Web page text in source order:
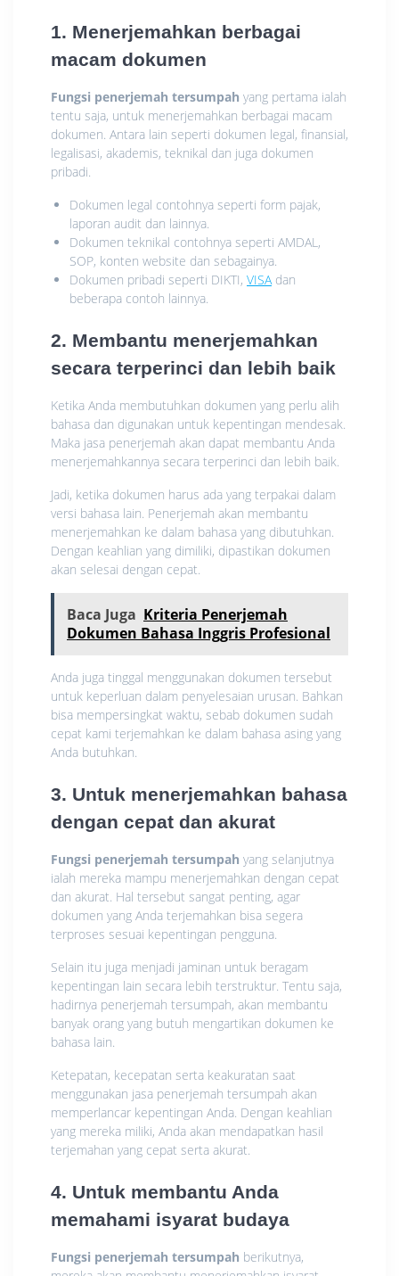
1. Menerjemahkan berbagai
macam dokumen
Fungsi penerjemah tersumpah yang pertama ialah
tentu saja, untuk menerjemahkan berbagai macam
dokumen. Antara lain seperti dokumen legal, finansial,
legalisasi, akademis, teknikal dan juga dokumen
pribadi.
Dokumen legal contohnya seperti form pajak,
laporan audit dan lainnya.
Dokumen teknikal contohnya seperti AMDAL,
SOP, konten website dan sebagainya.
Dokumen pribadi seperti DIKTI, VISAdan
beberapa contoh lainnya.
2. Membantu menerjemahkan
secara terperinci dan lebih baik
Ketika Anda membutuhkan dokumen yang perlu alih
bahasa dan digunakan untuk kepentingan mendesak.
Maka jasa penerjemah akan dapat membantu Anda
menerjemahkannya secara terperinci dan lebih baik.
Jadi, ketika dokumen harus ada yang terpakai dalam
versi bahasa lain. Penerjemah akan membantu
menerjemahkan ke dalam bahasa yang dibutuhkan.
Dengan keahlian yang dimiliki, dipastikan dokumen
akan selesai dengan cepat.
Baca Juga Kriteria Penerjemah
Dokumen Bahasa Inggris Profesional
Anda juga tinggal menggunakan dokumen tersebut
untuk keperluan dalam penyelesaian urusan. Bahkan
bisa mempersingkat waktu, sebab dokumen sudah
cepat kami terjemahkan ke dalam bahasa asing yang
Anda butuhkan.
3. Untuk menerjemahkan bahasa
dengan cepat dan akurat
Fungsi penerjemah tersumpah yang selanjutnya
ialah mereka mampu menerjemahkan dengan cepat
dan akurat. Hal tersebut sangat penting, agar
dokumen yang Anda terjemahkan bisa segera
terproses sesuai kepentingan pengguna.
Selain itu juga menjadi jaminan untuk beragam
kepentingan lain secara lebih terstruktur. Tentu saja,
hadirnya penerjemah tersumpah, akan membantu
banyak orang yang butuh mengartikan dokumen ke
bahasa lain.
Ketepatan, kecepatan serta keakuratan saat
menggunakan jasa penerjemah tersumpah akan
memperlancar kepentingan Anda. Dengan keahlian
yang mereka miliki, Anda akan mendapatkan hasil
terjemahan yang cepat serta akurat.
4. Untuk membantu Anda
memahami isyarat budaya
Fungsi penerjemah tersumpah berikutnya,